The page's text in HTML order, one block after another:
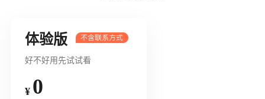
体验版
好不好用先试试看
¥ 0